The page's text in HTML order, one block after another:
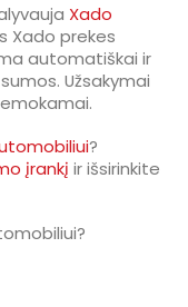
Xado
Xado prekes
automatiškai ir
Užsakymai
?
įrankį ir išsirinkite